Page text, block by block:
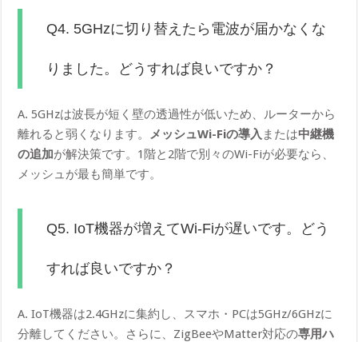
Q4. 5GHzに切り替えたら電波が届かなくな
りました。どうすれば良いですか？
A. 5GHzは波長が短く壁の透過性が低いため、ルーターから
離れると弱くなります。 メッシュWi-Fiの導入 または中継機
の追加が解決策です。1階と2階で別々のWi-Fiが必要なら、
メッシュが最も簡単です。
Q5. IoT機器が増えてWi-Fiが遅いです。どう
すれば良いですか？
A. IoT機器は2.4GHzに集約し、スマホ・PCは5GHz/6GHzに
分離してください。さらに、ZigBeeやMatter対応の専用ハ